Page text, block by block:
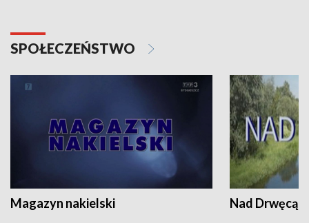
SPOŁECZEŃSTWO
Magazyn nakielski Nad Drwęcą